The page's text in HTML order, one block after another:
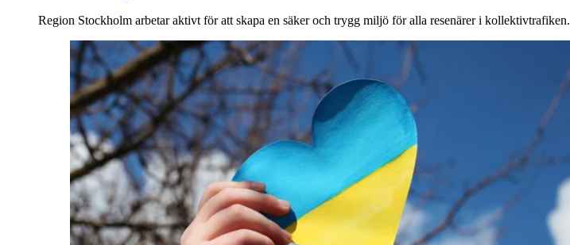
Region Stockholm arbetar aktivt för att skapa en säker och trygg miljö för alla resenärer i kollektivtrafiken.